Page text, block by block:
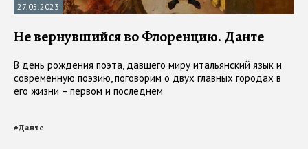
27.05.2023
Не вернувшийся во Флоренцию. Данте
В день рождения поэта, давшего миру итальянский язык и
современную поэзию, поговорим о двух главных городах в
его жизни – первом и последнем
#Данте